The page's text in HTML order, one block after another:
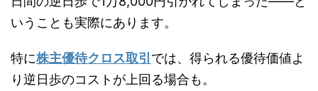
いうことも実際にあります。
特に株主優待クロス取引 では、得られる優待価値よ
り逆日歩のコストが上回る場合も。